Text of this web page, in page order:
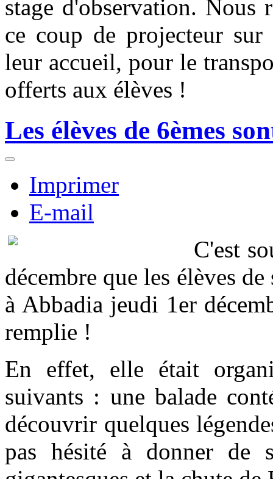
stage d'observation. Nous
ce coup de projecteur
leur accueil, pour le
offerts aux élèves !
Les élèves de 6èmes
Imprimer
E-mail
C'est
décembre que les élèves
à Abbadia jeudi 1er
remplie !
En effet, elle était
suivants : une balade
découvrir quelques
pas hésité à donner de